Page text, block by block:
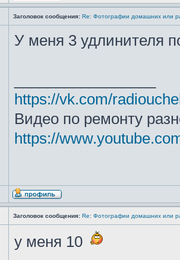
Заголовок сообщения: Re: Фотографии домашних или
У меня 3 удлинителя
https://vk.com/
Видео по ремонту
https://
Заголовок сообщения: Re: Фотографии домашних или
у меня 10